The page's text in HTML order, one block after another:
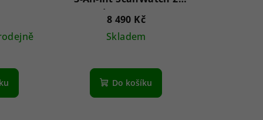
Sand 38 mm 5ATM
8 490 Kč
Skladem
Do košíku